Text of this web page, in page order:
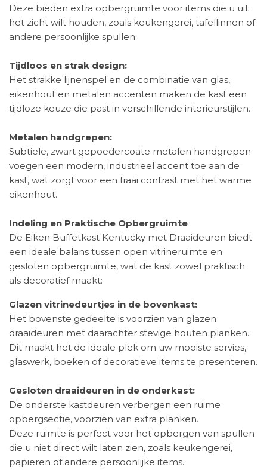
Deze bieden extra opbergruimte voor items die u uit
het zicht wilt houden, zoals keukengerei, tafellinnen of
andere persoonlijke spullen.
Tijdloos en strak design:
Het strakke lijnenspel en de combinatie van glas,
eikenhout en metalen accenten maken de kast een
tijdloze keuze die past in verschillende interieurstijlen.
Metalen handgrepen:
Subtiele, zwart gepoedercoate metalen handgrepen
voegen een modern, industrieel accent toe aan de
kast, wat zorgt voor een fraai contrast met het warme
eikenhout.
Indeling en Praktische Opbergruimte
De Eiken Buffetkast Kentucky met Draaideuren biedt
een ideale balans tussen open vitrineruimte en
gesloten opbergruimte, wat de kast zowel praktisch
als decoratief maakt:
Glazen vitrinedeurtjes in de bovenkast:
Het bovenste gedeelte is voorzien van glazen
draaideuren met daarachter stevige houten planken.
Dit maakt het de ideale plek om uw mooiste servies,
glaswerk, boeken of decoratieve items te presenteren.
Gesloten draaideuren in de onderkast:
De onderste kastdeuren verbergen een ruime
opbergsectie, voorzien van extra planken.
Deze ruimte is perfect voor het opbergen van spullen
die u niet direct wilt laten zien, zoals keukengerei,
papieren of andere persoonlijke items.